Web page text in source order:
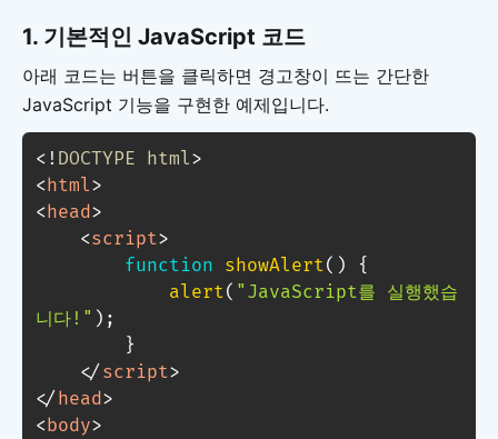
1. 기본적인 JavaScript 코드
아래 코드는 버튼을 클릭하면 경고창이 뜨는 간단한
JavaScript 기능을 구현한 예제입니다.
<! DOCTYPE html>
<html>
<head>
<script>
function showAlert( )
{
alert( "JavaScript를 실행했습
니다!" ) ;
}
</ script>
</ head>
<body>